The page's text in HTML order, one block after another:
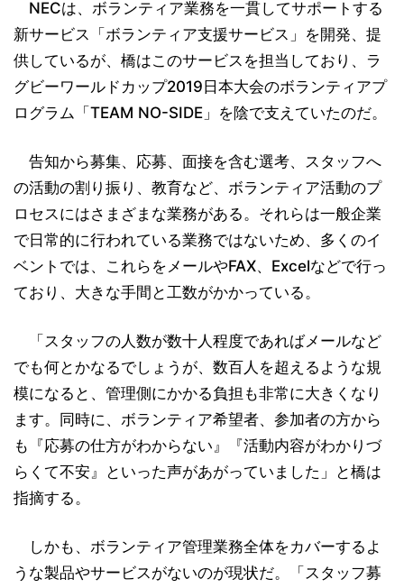
NECは、ボランティア業務を一貫してサポートする
新サービス「ボランティア支援サービス」を開発、提
供しているが、橋はこのサービスを担当しており、ラ
グビーワールドカップ2019日本大会のボランティアプ
ログラム「TEAM NO-SIDE」を陰で支えていたのだ。
告知から募集、応募、面接を含む選考、スタッフへ
の活動の割り振り、教育など、ボランティア活動のプ
ロセスにはさまざまな業務がある。それらは一般企業
で日常的に行われている業務ではないため、多くのイ
ベントでは、これらをメールやFAX、Excelなどで行っ
ており、大きな手間と工数がかかっている。
「スタッフの人数が数十人程度であればメールなど
でも何とかなるでしょうが、数百人を超えるような規
模になると、管理側にかかる負担も非常に大きくなり
ます。同時に、ボランティア希望者、参加者の方から
も『応募の仕方がわからない』『活動内容がわかりづ
らくて不安』といった声があがっていました」と橋は
指摘する。
しかも、ボランティア管理業務全体をカバーするよ
うな製品やサービスがないのが現状だ。「スタッフ募